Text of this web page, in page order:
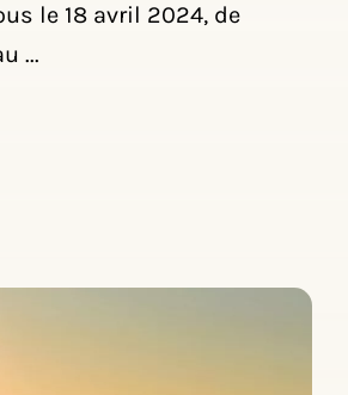
le 18 avril 2024, de
...